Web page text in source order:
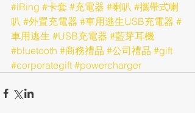
#iRing #卡套 #充電器 #喇叭 #攜帶式喇
叭 #外置充電器 #車用逃生USB充電器 #
車用逃生 #USB充電器 #藍芽耳機
#bluetooth #商務禮品 #公司禮品 #gift
#corporategift #powercharger